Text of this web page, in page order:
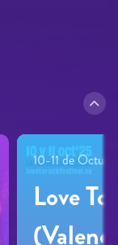
10-11 de
Love